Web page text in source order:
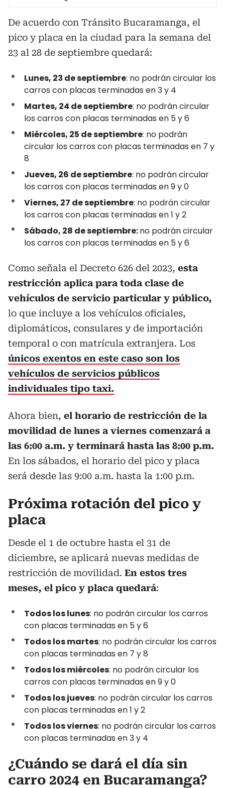
De acuerdo con Tránsito Bucaramanga, el
pico y placa en la ciudad para la semana del
23 al 28 de septiembre quedará:
Lunes, 23 de septiembre: no podrán circular los
carros con placas terminadas en 3 y 4
Martes, 24 de septiembre: no podrán circular
los carros con placas terminadas en 5 y 6
Miércoles, 25 de septiembre: no podrán
circular los carros con placas terminadas en 7 y
8
Jueves, 26 de septiembre: no podrán circular
los carros con placas terminadas en 9 y 0
Viernes, 27 de septiembre: no podrán circular
los carros con placas terminadas en 1 y 2
Sábado, 28 de septiembre:no podrán circular
los carros con placas terminadas en 5 y 6
Como señala el Decreto 626 del 2023, esta
restricción aplica para toda clase de
vehículos de servicio particular y público,
lo que incluye a los vehículos oficiales,
diplomáticos, consulares y de importación
temporal o con matrícula extranjera. Los
únicos exentos en este caso son los
vehículos de servicios públicos
individuales tipo taxi.
Ahora bien, el horario de restricción de la
movilidad de lunes a viernes comenzará a
las 6:00 a.m. y terminará hasta las 8:00 p.m.
En los sábados, el horario del pico y placa
será desde las 9:00 a.m. hasta la 1:00 p.m.
Próxima rotación del pico y
placa
Desde el 1 de octubre hasta el 31 de
diciembre, se aplicará nuevas medidas de
restricción de movilidad. En estos tres
meses, el pico y placa quedará:
Todos los lunes: no podrán circular los carros
con placas terminadas en 5 y 6
Todos los martes: no podrán circular los carros
con placas terminadas en 7 y 8
Todos los miércoles: no podrán circular los
carros con placas terminadas en 9 y 0
Todos los jueves: no podrán circular los carros
con placas terminadas en 1 y 2
Todos los viernes: no podrán circular los carros
con placas terminadas en 3 y 4
¿Cuándo se dará el día sin
carro 2024 en Bucaramanga?